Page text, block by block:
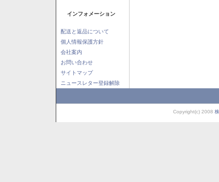
インフォメーション
配送と返品について
個人情報保護方針
会社案内
お問い合わせ
サイトマップ
ニュースレター登録解除
Copyright(c) 2008